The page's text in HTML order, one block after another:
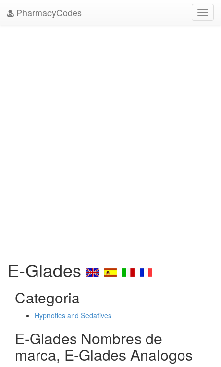
PharmacyCodes
E-Glades
Categoria
Hypnotics and Sedatives
E-Glades Nombres de
marca, E-Glades Analogos